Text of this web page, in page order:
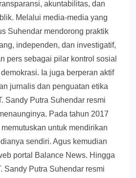
akuntabilitas, dan
Melalui media-media yang
Suhendar mendorong praktik
independen, dan investigatif,
pers sebagai pilar kontrol sosial
Ia juga berperan aktif
jurnalis dan penguatan etika
Sandy Putra Suhendar resmi
Pada tahun 2017
untuk mendirikan
sendiri. Agus kemudian
portal Balance News. Hingga
Sandy Putra Suhendar resmi